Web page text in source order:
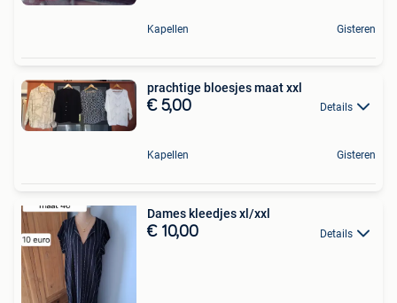
Kapellen Gisteren
prachtige bloesjes maat xxl
€ 5,00 Details
Kapellen Gisteren
Dames kleedjes xl/xxl
€ 10,00 Details